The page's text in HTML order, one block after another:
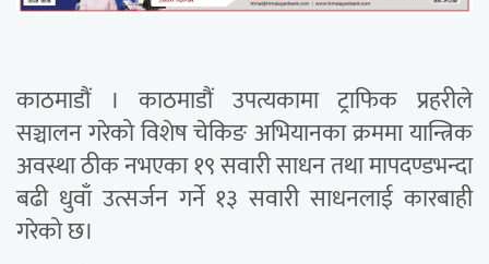
काठमाडौं । काठमाडौं उपत्यकामा ट्राफिक प्रहरीले
सञ्चालन गरेको विशेष चेकिङ अभियानका क्रममा यान्त्रिक
अवस्था ठीक नभएका १९ सवारी साधन तथा मापदण्डभन्दा
बढी धुवाँ उत्सर्जन गर्ने १३ सवारी साधनलाई कारबाही
गरेको छ।